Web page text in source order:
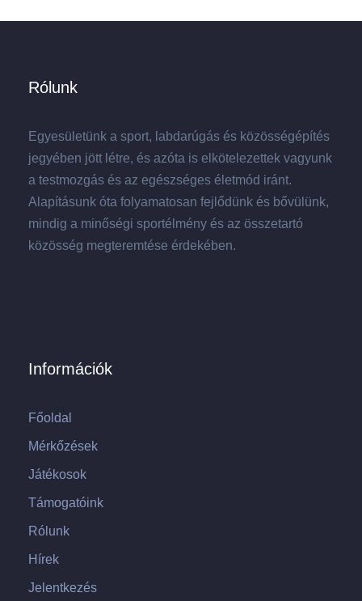
Rólunk
Egyesületünk a sport, labdarúgás és közösségépítés
jegyében jött létre, és azóta is elkötelezettek vagyunk
a testmozgás és az egészséges életmód iránt.
Alapításunk óta folyamatosan fejlődünk és bővülünk,
mindig a minőségi sportélmény és az összetartó
közösség megteremtése érdekében.
Információk
Főoldal
Mérkőzések
Játékosok
Támogatóink
Rólunk
Hírek
Jelentkezés